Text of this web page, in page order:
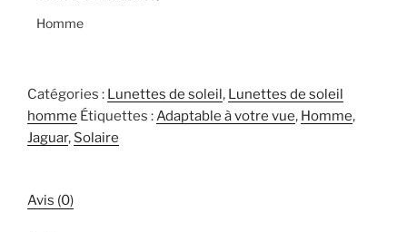
Homme
Catégories : Lunettes de soleil, Lunettes de soleil
homme Étiquettes :Adaptable à votre vue, Homme,
Jaguar, Solaire
Avis (0)